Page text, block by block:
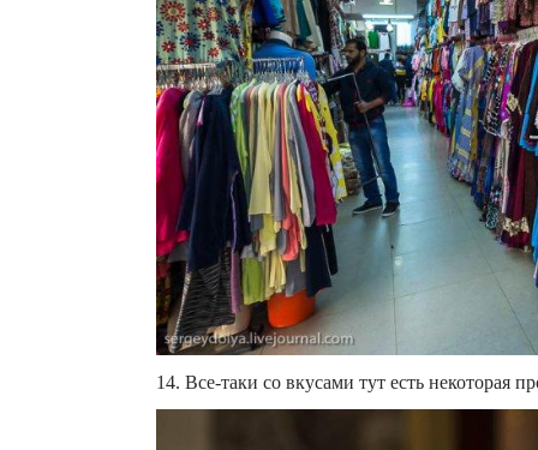
14. Все-таки со вкусами тут есть некоторая